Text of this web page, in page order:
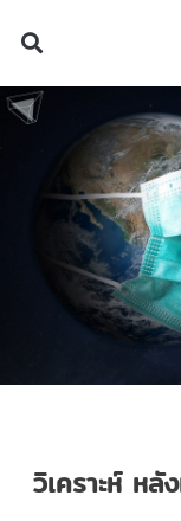
วิเคราะห์ หลั